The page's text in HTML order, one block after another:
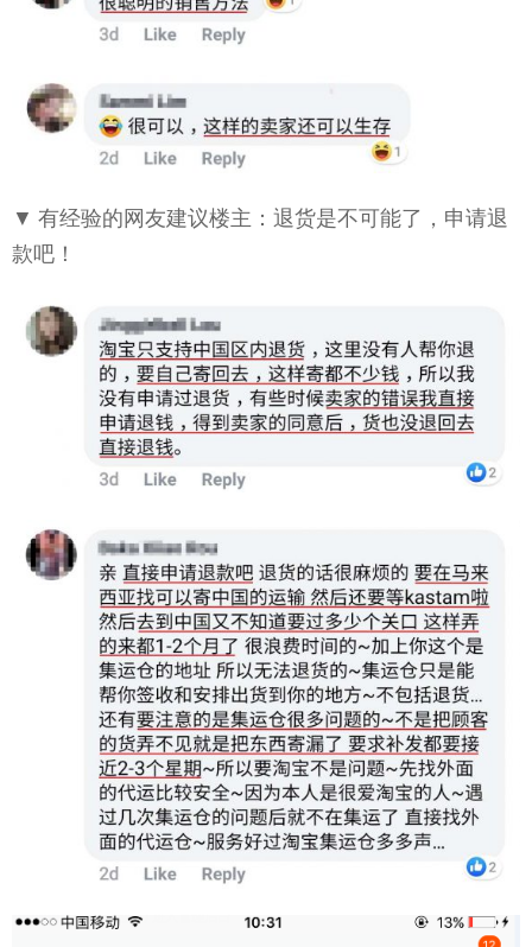
▼ 有经验的网友建议楼主：退货是不可能了，申请退
款吧！